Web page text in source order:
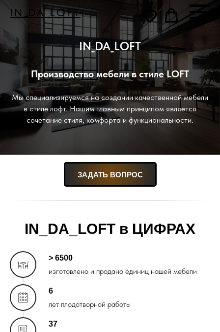
IN_DA_LOFT
IN_DA_LOFT
Производство мебели в стиле LOFT
Мы специализируемся на создании качественной мебели
в стиле лофт. Нашим главным принципом является
сочетание стиля, комфорта и функциональности.
ЗАДАТЬ ВОПРОС
IN_DA_LOFT в ЦИФРАХ
> 6500
изготовлено и продано единиц нашей мебели
6
лет плодотворной работы
37